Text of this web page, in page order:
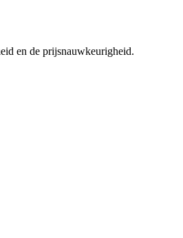
en de prijsnauwkeurigheid.